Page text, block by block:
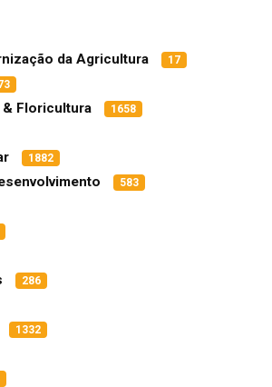
da Agricultura 17
Floricultura 1658
1882
583
286
1332